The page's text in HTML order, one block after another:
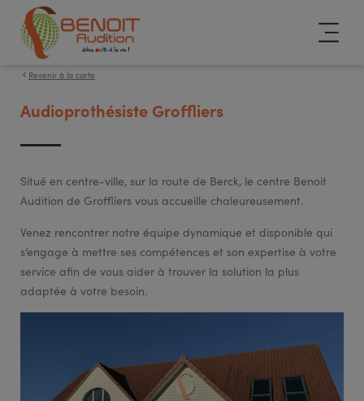
Revenir à la carte
Audioprothésiste Groffliers
Situé en centre-ville, sur la route de Berck, le centre Benoit
Audition de Groffliers vous accueille chaleureusement.
Venez rencontrer notre équipe dynamique et disponible qui
s’engage à mettre ses compétences et son expertise à votre
service afin de vous aider à trouver la solution la plus
adaptée à votre besoin.